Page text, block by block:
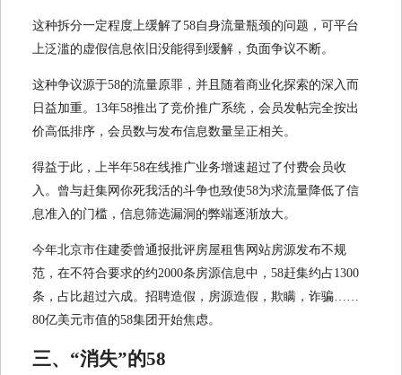
这种拆分一定程度上缓解了58自身流量瓶颈的问题，可平台
上泛滥的虚假信息依旧没能得到缓解，负面争议不断。
这种争议源于58的流量原罪，并且随着商业化探索的深入而
日益加重。13年58推出了竞价推广系统，会员发帖完全按出
价高低排序，会员数与发布信息数量呈正相关。
得益于此，上半年58在线推广业务增速超过了付费会员收
入。曾与赶集网你死我活的斗争也致使58为求流量降低了信
息准入的门槛，信息筛选漏洞的弊端逐渐放大。
今年北京市住建委曾通报批评房屋租售网站房源发布不规
范，在不符合要求的约2000条房源信息中，58赶集约占1300
条，占比超过六成。招聘造假，房源造假，欺瞒，诈骗……
80亿美元市值的58集团开始焦虑。
三、“消失”的58